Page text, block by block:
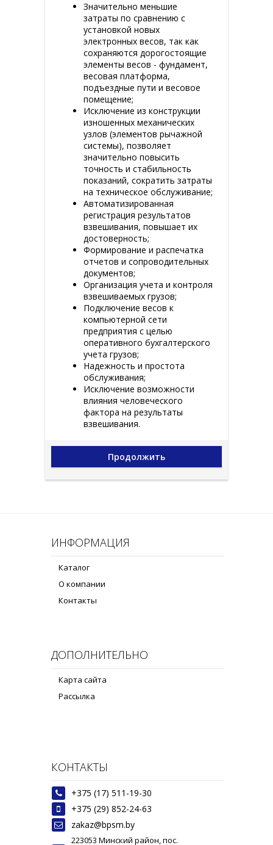
Значительно меньшие
затраты по сравнению с
установкой новых
электронных весов, так как
сохраняются дорогостоящие
элементы весов - фундамент,
весовая платформа,
подъездные пути и весовое
помещение;
Исключение из конструкции
изношенных механических
узлов (элементов рычажной
системы), позволяет
значительно повысить
точность и стабильность
показаний, сократить затраты
на техническое обслуживание;
Автоматизированная
регистрация результатов
взвешивания, повышает их
достоверность;
Формирование и распечатка
отчетов и сопроводительных
документов;
Организация учета и контроля
взвешиваемых грузов;
Подключение весов к
компьютерной сети
предприятия с целью
оперативного бухгалтерского
учета грузов;
Надежность и простота
обслуживания;
Исключение возможности
влияния человеческого
фактора на результаты
взвешивания.
Продолжить
ИНФОРМАЦИЯ
Каталог
О компании
Контакты
ДОПОЛНИТЕЛЬНО
Карта сайта
Рассылка
КОНТАКТЫ
+375 (17) 511-19-30
+375 (29) 852-24-63
zakaz@bpsm.by
223053 Минский район, пос.